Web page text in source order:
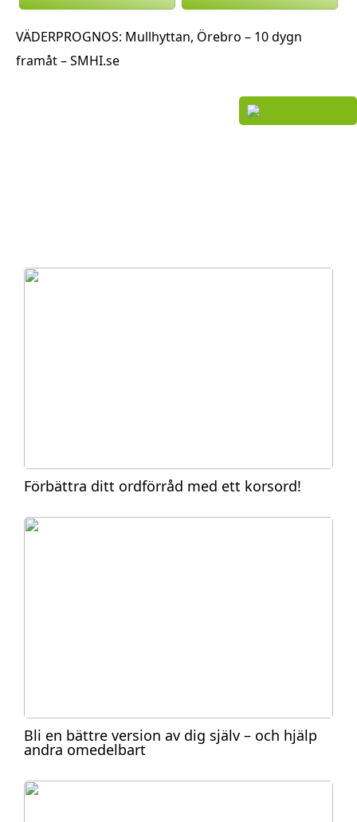
VÄDERPROGNOS: Mullhyttan, Örebro – 10 dygn
framåt – SMHI.se
Förbättra ditt ordförråd med ett korsord!
Bli en bättre version av dig själv – och hjälp
andra omedelbart